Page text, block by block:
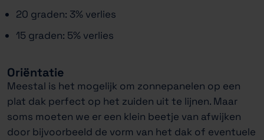
20 graden: 3% verlies
15 graden: 5% verlies
Oriëntatie
Meestal is het mogelijk om zonnepanelen op een
plat dak perfect op het zuiden uit te lijnen. Maar
soms moeten we er een klein beetje van afwijken
door bijvoorbeeld de vorm van het dak of eventuele